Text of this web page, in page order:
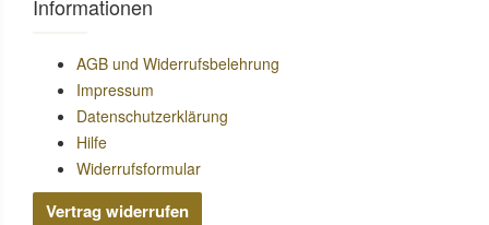
Informationen
AGB und Widerrufsbelehrung
Impressum
Datenschutzerklärung
Hilfe
Widerrufsformular
Vertrag widerrufen